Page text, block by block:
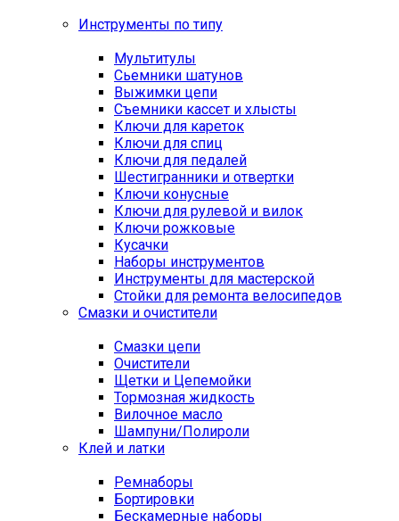
Инструменты по типу
Мультитулы
Сьемники шатунов
Выжимки цепи
Съемники кассет и хлысты
Ключи для кареток
Ключи для спиц
Ключи для педалей
Шестигранники и отвертки
Ключи конусные
Ключи для рулевой и вилок
Ключи рожковые
Кусачки
Наборы инструментов
Инструменты для мастерской
Стойки для ремонта велосипедов
Смазки и очистители
Смазки цепи
Очистители
Щетки и Цепемойки
Тормозная жидкость
Вилочное масло
Шампуни/Полироли
Клей и латки
Ремнаборы
Бортировки
Бескамерные наборы